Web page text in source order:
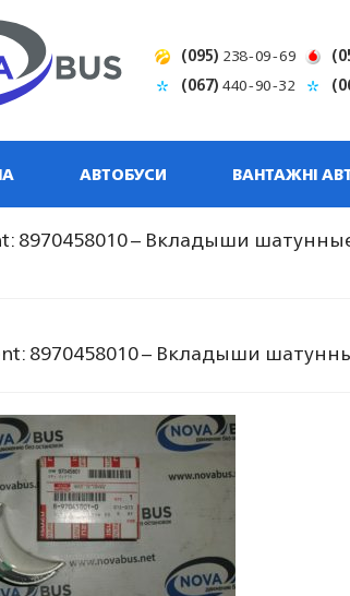
(095) 238-09-69
(067)440-90-32
АВТОБУСИ ВАНТАЖНІ
8970458010 – Вкладыши
8970458010 – Вкладыши